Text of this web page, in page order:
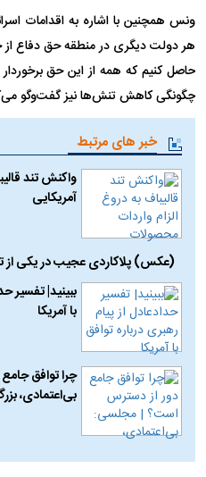
ونس همچنین با اشاره به اقدامات
هر دولت دیگری در منطقه حق دفاع از
حاصل کنیم که همه از این حق
چگونگی کاهش تنش‌ها نیز گفت‌وگو
خبر های مرتبط
واکنش تند
آمریکایی
(عکس) پلاکاردی عجیب در یکی از
ببینید| تفسیر
با آمریکا
چرا توافق
بی‌اعتمادی،